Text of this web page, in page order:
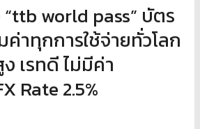
world pass” บัตร
าทุกการใช้จ่ายทั่วโลก
เรทดี ไม่มีค่า
Rate 2.5%